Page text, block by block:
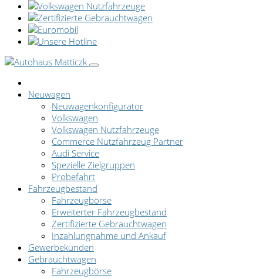
Neuwagen
Neuwagenkonfigurator
Volkswagen
Volkswagen Nutzfahrzeuge
Commerce Nutzfahrzeug Partner
Audi Service
Spezielle Zielgruppen
Probefahrt
Fahrzeugbestand
Fahrzeugbörse
Erweiterter Fahrzeugbestand
Zertifizierte Gebrauchtwagen
Inzahlungnahme und Ankauf
Gewerbekunden
Gebrauchtwagen
Fahrzeugbörse